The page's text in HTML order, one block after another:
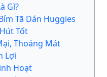
Gì?
Tã Dán Huggies
Tốt
Thoáng Mát
Lợi
Hoạt